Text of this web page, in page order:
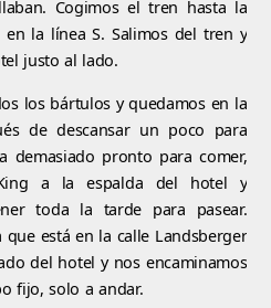
Cogimos el tren hasta la
en la línea S. Salimos del tren y
justo al lado.
los bártulos y quedamos en la
de descansar un poco para
demasiado pronto para comer,
a la espalda del hotel y
toda la tarde para pasear.
está en la calle Landsberger
del hotel y nos encaminamos
fijo, solo a andar.